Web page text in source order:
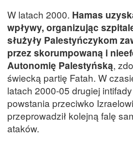
W latach 2000. Hamas
wpływy, organizując
służyły Palestyńczykom
przez skorumpowaną i
Autonomię Palestyńską,
świecką partię Fatah. W
latach 2000-05 drugiej
powstania przeciwko
przeprowadził kolejną falę
ataków.